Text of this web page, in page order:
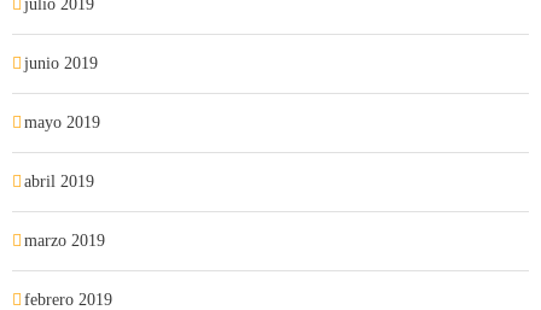
julio 2019
junio 2019
mayo 2019
abril 2019
marzo 2019
febrero 2019